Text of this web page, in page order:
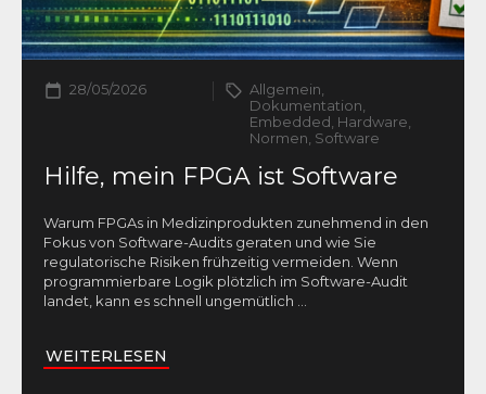
28/05/2026
Allgemein,
Dokumentation,
Embedded, Hardware,
Normen, Software
Hilfe, mein FPGA ist Software
Warum FPGAs in Medizinprodukten zunehmend in den
Fokus von Software-Audits geraten und wie Sie
regulatorische Risiken frühzeitig vermeiden. Wenn
programmierbare Logik plötzlich im Software-Audit
landet, kann es schnell ungemütlich
WEITERLESEN